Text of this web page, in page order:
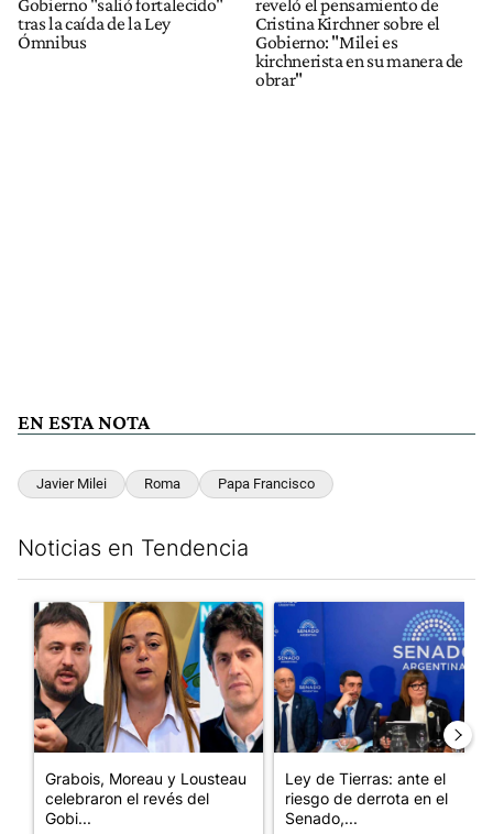
tras la caída de la Ley
Ómnibus
Cristina Kirchner sobre el
Gobierno: "Milei es
kirchnerista en su manera de
obrar"
EN ESTA NOTA
Javier Milei Roma Papa Francisco
Noticias en Tendencia
Un artículo de tendencia con el título "Grabois, Moreau y
Grabois, Moreau y Lousteau
celebraron el revés del
Gobi...
Un artículo de tendencia con
Ley de Tierras: ante el
riesgo de derrota en el
Senado,...